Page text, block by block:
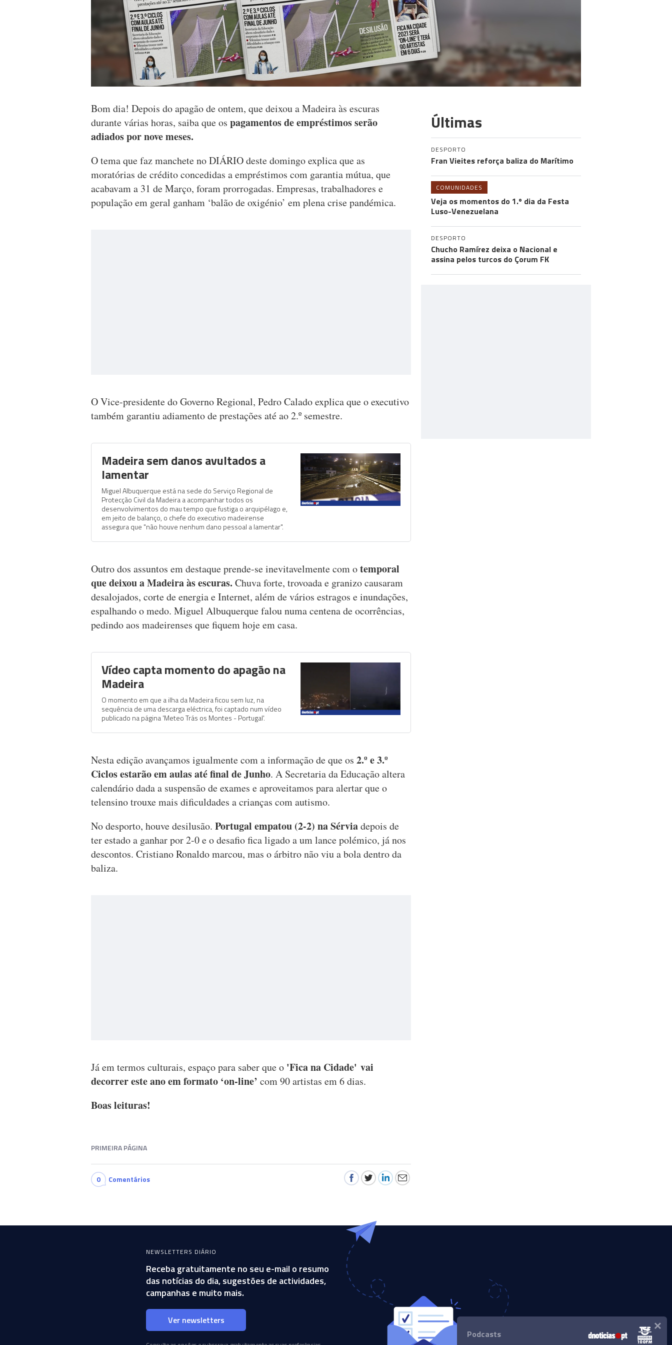
Bom dia! Depois do apagão de ontem, que deixou a Madeira às escuras
durante várias horas, saiba que os pagamentos de empréstimos serão
adiados por nove meses.
O tema que faz manchete no DIÁRIO deste domingo explica que as
moratórias de crédito concedidas a empréstimos com garantia mútua, que
acabavam a 31 de Março, foram prorrogadas. Empresas, trabalhadores e
população em geral ganham ‘balão de oxigénio’ em plena crise pandémica.
O Vice-presidente do Governo Regional, Pedro Calado explica que o executivo
também garantiu adiamento de prestações até ao 2.º semestre.
Madeira sem danos avultados a
lamentar
Miguel Albuquerque está na sede do Serviço Regional de
Protecção Civil da Madeira a acompanhar todos os
desenvolvimentos do mau tempo que fustiga o arquipélago e,
em jeito de balanço, o chefe do executivo madeirense
assegura que "não houve nenhum dano pessoal a lamentar".
Outro dos assuntos em destaque prende-se inevitavelmente com otemporal
que deixou a Madeira às escuras. Chuva forte, trovoada e granizo causaram
desalojados, corte de energia e Internet, além de vários estragos e inundações,
espalhando o medo. Miguel Albuquerque falou numa centena de ocorrências,
pedindo aos madeirenses que fiquem hoje em casa.
Vídeo capta momento do apagão na
Madeira
O momento em que a ilha da Madeira ficou sem luz, na
sequência de uma descarga eléctrica, foi captado num vídeo
publicado na página 'Meteo Trás os Montes - Portugal'.
Nesta edição avançamos igualmente com a informação de que os 2.º e 3.º
Ciclos estarão em aulas até final de Junho. A Secretaria da Educação altera
calendário dada a suspensão de exames e aproveitamos para alertar que o
telensino trouxe mais dificuldades a crianças com autismo.
No desporto, houve desilusão. Portugal empatou (2-2) na Sérviadepois de
ter estado a ganhar por 2-0 e o desafio fica ligado a um lance polémico, já nos
descontos. Cristiano Ronaldo marcou, mas o árbitro não viu a bola dentro da
baliza.
Já em termos culturais, espaço para saber que o 'Fica na Cidade' vai
decorrer este ano em formato ‘on-line’ com 90 artistas em 6 dias.
Boas leituras!
PRIMEIRA PÁGINA
0 Comentários
Últimas
DESPORTO
Fran Vieites reforça baliza do Marítimo
COMUNIDADES
Veja os momentos do 1.º dia da Festa
Luso-Venezuelana
DESPORTO
Chucho Ramírez deixa o Nacional e
assina pelos turcos do Çorum FK
NEWSLETTERS DIÁRIO
Receba gratuitamente no seu e-mail o resumo
das notícias do dia, sugestões de actividades,
campanhas e muito mais.
Ver newsletters
Podcasts ×